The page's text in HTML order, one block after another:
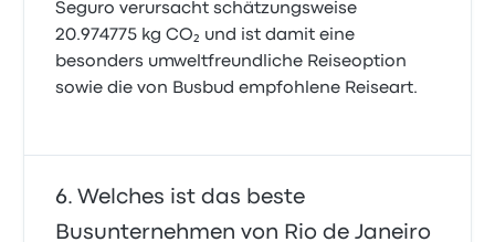
Seguro verursacht schätzungsweise
20.974775 kg CO₂ und ist damit eine
besonders umweltfreundliche Reiseoption
sowie die von Busbud empfohlene Reiseart.
Welches ist das beste
Busunternehmen von Rio de Janeiro